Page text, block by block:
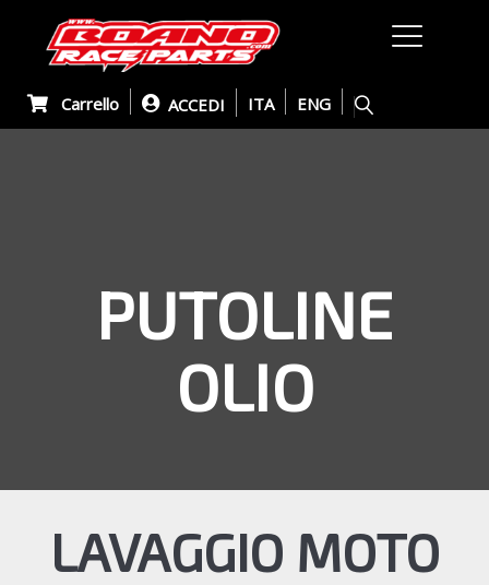
Carrello ACCEDI ITA ENG
PUTOLINE
OLIO
LAVAGGIO MOTO